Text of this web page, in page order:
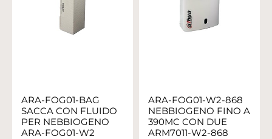
ARA-FOG01-BAG
SACCA CON FLUIDO
PER NEBBIOGENO
ARA-FOG01-W2
ARA-FOG01-W2-868
NEBBIOGENO FINO A
390MC CON DUE
ARM7011-W2-868